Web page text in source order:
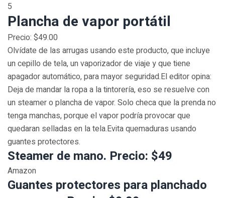
5
Plancha de vapor portátil
Precio: $49.00
Olvídate de las arrugas usando este producto, que incluye
un cepillo de tela, un vaporizador de viaje y que tiene
apagador automático, para mayor seguridad.El editor opina:
Deja de mandar la ropa a la tintorería, eso se resuelve con
un steamer o plancha de vapor. Solo checa que la prenda no
tenga manchas, porque el vapor podría provocar que
quedaran selladas en la tela.Evita quemaduras usando
guantes protectores.
Steamer de mano. Precio: $49
Amazon
Guantes protectores para planchado